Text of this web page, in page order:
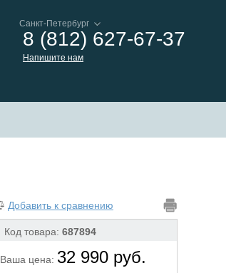
8 (812) 627-67-37
Напишите нам
Добавить к сравнению
Код товара: 687894
Ваша цена: 32 990 руб.